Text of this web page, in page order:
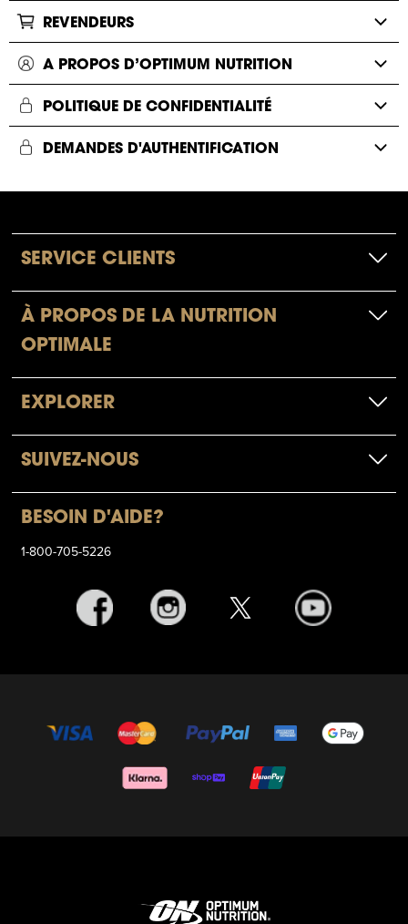
REVENDEURS
A PROPOS D’OPTIMUM NUTRITION
POLITIQUE DE CONFIDENTIALITÉ
DEMANDES D'AUTHENTIFICATION
SERVICE CLIENTS
À PROPOS DE LA NUTRITION
OPTIMALE
EXPLORER
SUIVEZ-NOUS
BESOIN D'AIDE?
1-800-705-5226